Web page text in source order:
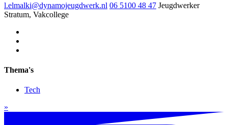
l.elmalki@dynamojeugdwerk.nl 06 5100 48 47 Jeugdwerker
Stratum, Vakcollege
Thema's
Tech
»